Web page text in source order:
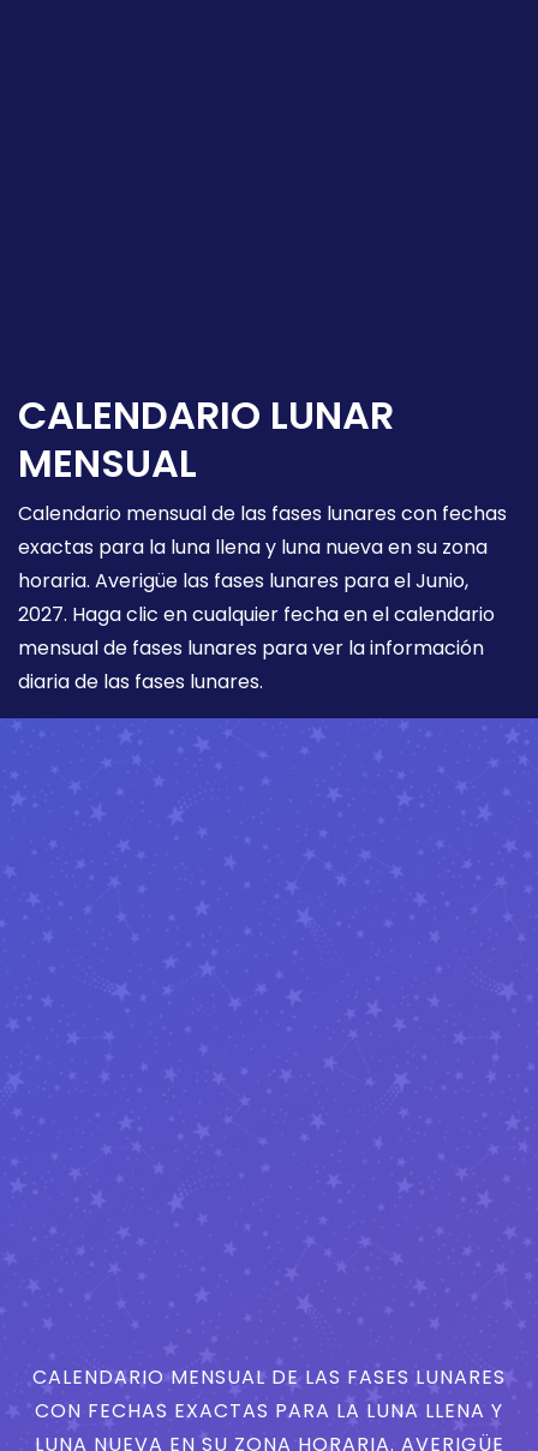
CALENDARIO LUNAR
MENSUAL
Calendario mensual de las fases lunares con fechas
exactas para la luna llena y luna nueva en su zona
horaria. Averigüe las fases lunares para el Junio,
2027. Haga clic en cualquier fecha en el calendario
mensual de fases lunares para ver la información
diaria de las fases lunares.
CALENDARIO MENSUAL DE LAS FASES LUNARES
CON FECHAS EXACTAS PARA LA LUNA LLENA Y
LUNA NUEVA EN SU ZONA HORARIA. AVERIGÜE